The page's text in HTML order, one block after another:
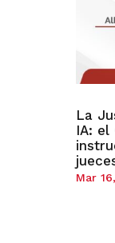
La
IA: el
Mar